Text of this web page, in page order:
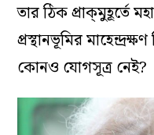
তার ঠিক প্রাক্‌মুহূর্তে
প্রস্থানভূমির
কোনও যোগসূত্র নেই?